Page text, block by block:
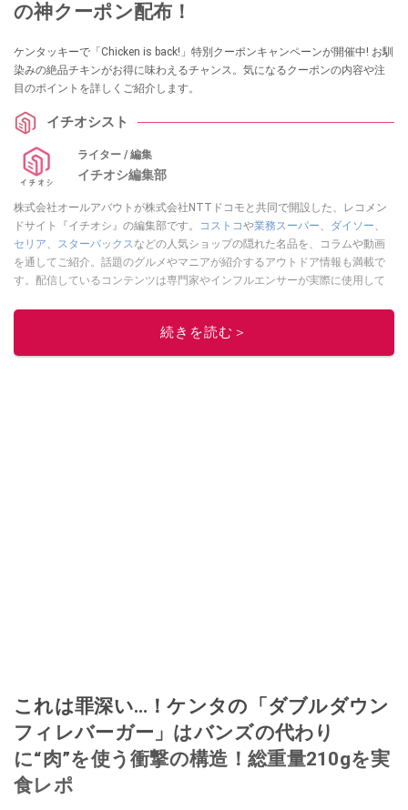
の神クーポン配布！
ケンタッキーで「Chicken is back!」特別クーポンキャンペーンが開催中! お馴
染みの絶品チキンがお得に味わえるチャンス。気になるクーポンの内容や注
目のポイントを詳しくご紹介します。
イチオシスト
ライター / 編集
イチオシ編集部
株式会社オールアバウトが株式会社NTTドコモと共同で開設した、レコメン
ドサイト『イチオシ』の編集部です。
コストコや業務スーパー ダイソー
セリア
スターバックス などの人気ショップの隠れた名品を、コラムや動画
を通してご紹介。話題のグルメやマニアが紹介するアウトドア情報も満載で
す。配信しているコンテンツは専門家やインフルエンサーが実際に使用して
ニュースでフォロー
続きを読む＞
これは罪深い…！ケンタの「ダブルダウン
フィレバーガー」はバンズの代わり
に“肉”を使う衝撃の構造！総重量210gを実
食レポ